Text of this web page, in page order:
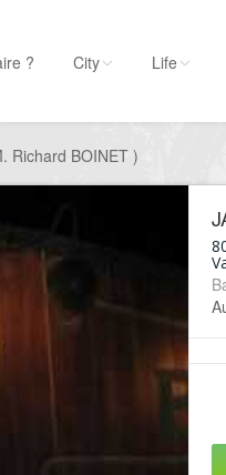
? City Life
Richard BOINET )